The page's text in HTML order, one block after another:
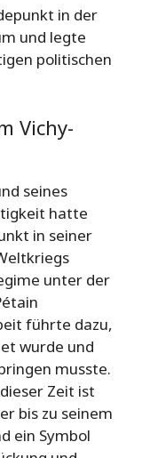
in der
und legte
politischen
Vichy-
seines
hatte
in seiner
unter der
führte dazu,
wurde und
musste.
Zeit ist
bis zu seinem
ein Symbol